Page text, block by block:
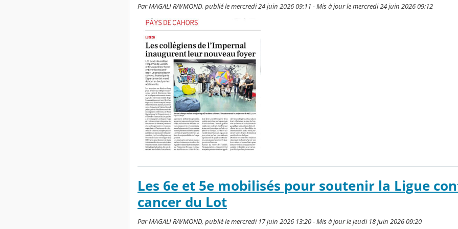
Par MAGALI RAYMOND, publié le mercredi 24 juin 2026 09:11 - Mis à jour le mercredi 24 juin 2026 09:12
Les 6e et 5e mobilisés pour soutenir la Ligue
cancer du Lot
Par MAGALI RAYMOND, publié le mercredi 17 juin 2026 13:20 - Mis à jour le jeudi 18 juin 2026 09:20